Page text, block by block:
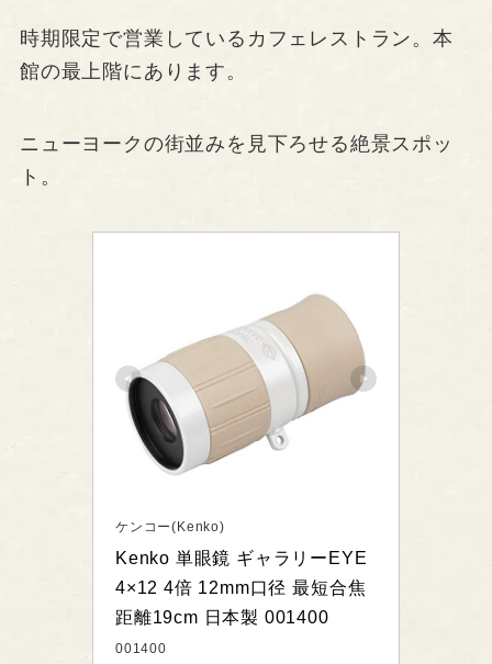
時期限定で営業しているカフェレストラン。本
館の最上階にあります。
ニューヨークの街並みを見下ろせる絶景スポッ
ト。
ケンコー(Kenko)
Kenko 単眼鏡 ギャラリーEYE
4×12 4倍 12mm口径 最短合焦
距離19cm 日本製 001400
001400